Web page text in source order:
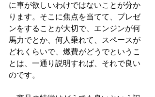
に車が欲しいわけではないことが分か
ります。そこに焦点を当てて、プレゼ
ンをすることが大切で、エンジンが何
馬力でとか、何人乗れて、スペースが
どれくらいで、燃費がどうでというこ
とは、一通り説明すれば、それで良い
のです。